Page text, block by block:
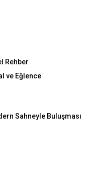
Rehber
ve Eğlence
Sahneyle Buluşması